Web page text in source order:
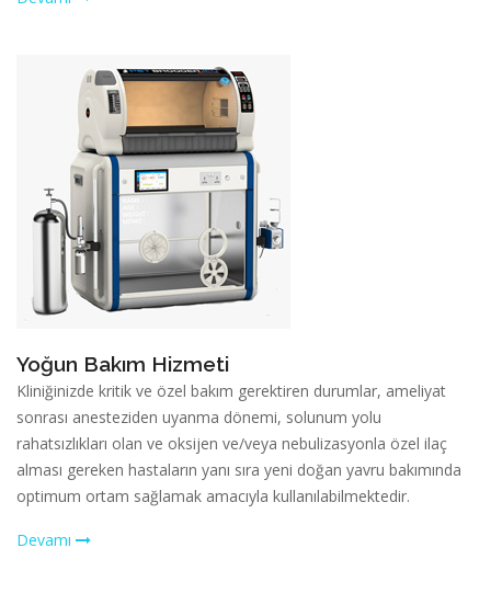
Yoğun Bakım Hizmeti
Kliniğinizde kritik ve özel bakım gerektiren durumlar, ameliyat
sonrası anesteziden uyanma dönemi, solunum yolu
rahatsızlıkları olan ve oksijen ve/veya nebulizasyonla özel ilaç
alması gereken hastaların yanı sıra yeni doğan yavru bakımında
optimum ortam sağlamak amacıyla kullanılabilmektedir.
Devamı